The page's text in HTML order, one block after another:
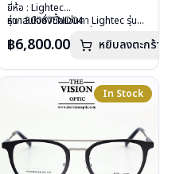
ยี่ห้อ : Lightec
รุ่น : 30067LND04
เลนส์ : Demo Lens
อุปกรณ์ : กล่องแว่น, ผ้าเช็ดแว่น
น้ำหนัก : 15 กรัม
การรับประกัน : 1 ปี
หากสนใจสั่งชื้อแว่นตา Lightec รุ่นอื่น
ติดต่อเราคลิก
฿6,800.00 หยิบลงตะกร้า
In Stock